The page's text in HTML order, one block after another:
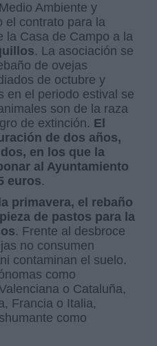
Ambiente y
el contrato para la
la Casa de Campo a la
. La asociación se
de ovejas
de octubre y
en el periodo estival se
son de la raza
de extinción. El
de dos años,
en los que la
al Ayuntamiento
euros.
primavera, el rebaño
de pastos para la
. Frente al desbroce
no consumen
contaminan el suelo.
como
o Cataluña,
Francia o Italia,
como